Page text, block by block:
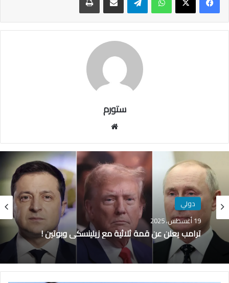
ستورم
الوي
ب
دولي
19 أغسطس، 2025
ترامب يعلن عن قمة ثلاثية مع زيلينسكي وبوتين !